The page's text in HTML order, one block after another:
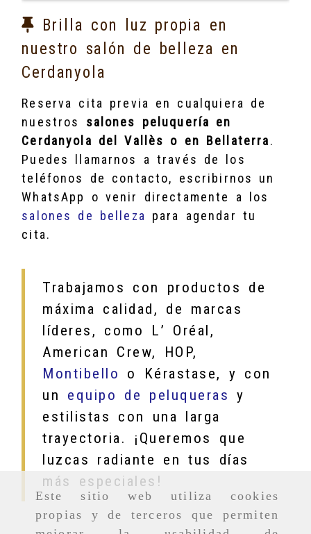
Este sitio web utiliza cookies
propias y de terceros que permiten
Brilla con luz propia en
nuestro salón de belleza en
Cerdanyola
Reserva cita previa en cualquiera de
nuestros salones peluquería en
Cerdanyola del Vallès o en Bellaterra.
Puedes llamarnos a través de los
teléfonos de contacto, escribirnos un
WhatsApp o venir directamente a los
salones de belleza
para agendar tu
cita.
Trabajamos con productos de
máxima calidad, de marcas
líderes, como L’ Oréal,
American Crew, HOP,
Montibello
o Kérastase, y con
un equipo de peluqueras y
estilistas con una larga
trayectoria. ¡Queremos que
luzcas radiante en tus días
más especiales!